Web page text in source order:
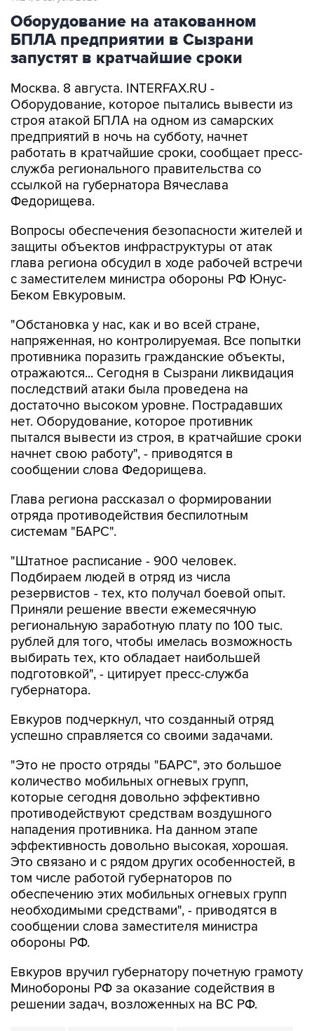
Оборудование на атакованном
БПЛА предприятии в Сызрани
запустят в кратчайшие сроки
Москва. 8 августа. INTERFAX.RU -
Оборудование, которое пытались вывести из
строя атакой БПЛА на одном из самарских
предприятий в ночь на субботу, начнет
работать в кратчайшие сроки, сообщает пресс-
служба регионального правительства со
ссылкой на губернатора Вячеслава
Федорищева.
Вопросы обеспечения безопасности жителей и
защиты объектов инфраструктуры от атак
глава региона обсудил в ходе рабочей встречи
с заместителем министра обороны РФ Юнус-
Беком Евкуровым.
"Обстановка у нас, как и во всей стране,
напряженная, но контролируемая. Все попытки
противника поразить гражданские объекты,
отражаются... Сегодня в Сызрани ликвидация
последствий атаки была проведена на
достаточно высоком уровне. Пострадавших
нет. Оборудование, которое противник
пытался вывести из строя, в кратчайшие сроки
начнет свою работу", - приводятся в
сообщении слова Федорищева.
Глава региона рассказал о формировании
отряда противодействия беспилотным
системам "БАРС".
"Штатное расписание - 900 человек.
Подбираем людей в отряд из числа
резервистов - тех, кто получал боевой опыт.
Приняли решение ввести ежемесячную
региональную заработную плату по 100 тыс.
рублей для того, чтобы имелась возможность
выбирать тех, кто обладает наибольшей
подготовкой", - цитирует пресс-служба
губернатора.
Евкуров подчеркнул, что созданный отряд
успешно справляется со своими задачами.
"Это не просто отряды "БАРС", это большое
количество мобильных огневых групп,
которые сегодня довольно эффективно
противодействуют средствам воздушного
нападения противника. На данном этапе
эффективность довольно высокая, хорошая.
Это связано и с рядом других особенностей, в
том числе работой губернаторов по
обеспечению этих мобильных огневых групп
необходимыми средствами", - приводятся в
сообщении слова заместителя министра
обороны РФ.
Евкуров вручил губернатору почетную грамоту
Минобороны РФ за оказание содействия в
решении задач, возложенных на ВС РФ.